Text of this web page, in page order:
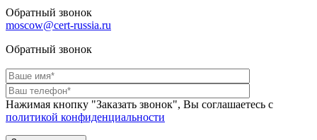
Обратный звонок
moscow@cert-russia.ru
Обратный звонок
Нажимая кнопку "Заказать звонок", Вы соглашаетесь с
политикой конфиденциальности